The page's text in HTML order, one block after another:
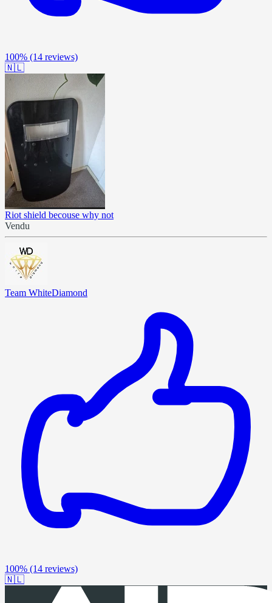
100% (14 reviews)
🇳🇱
Riot shield becouse why not
Vendu
Team WhiteDiamond
100% (14 reviews)
🇳🇱